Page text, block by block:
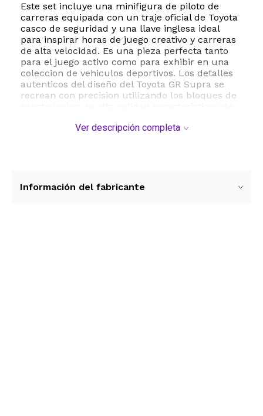
Este set incluye una minifigura de piloto de
carreras equipada con un traje oficial de Toyota
casco de seguridad y una llave inglesa ideal
para inspirar horas de juego creativo y carreras
de alta velocidad. Es una pieza perfecta tanto
para el juego activo como para exhibir en una
coleccion de vehiculos deportivos. Los detalles
autenticos del diseño del Toyota GR Supra se
recrean con precision utilizando los bloques de
empaque son de aproximadamente 26
Ver descripción completa
Información del fabricante